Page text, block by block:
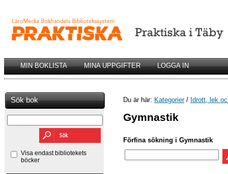
MIN BOKLISTA MINA UPPGIFTER LOGGA IN
Sök bok
Visa endast bibliotekets
böcker
Du är här: Kategorier/ Idrott, lek
Gymnastik
Förfina sökning i Gymnastik